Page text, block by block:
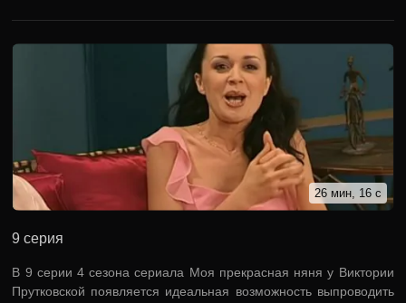
26 мин, 16 с
9 серия
В 9 серии 4 сезона сериала Моя прекрасная няня у Виктории
Прутковской появляется идеальная возможность выпроводить